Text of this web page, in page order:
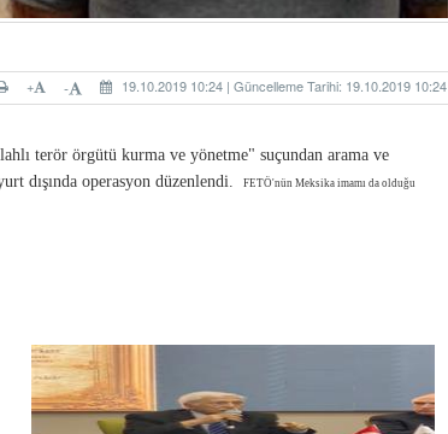
19.10.2019 10:24 | Güncelleme Tarihi: 19.10.2019 10:24
-
+
terör örgütü kurma ve yönetme" suçundan arama ve
dışında operasyon düzenlendi.
FETÖ'nün Meksika imamı da olduğu